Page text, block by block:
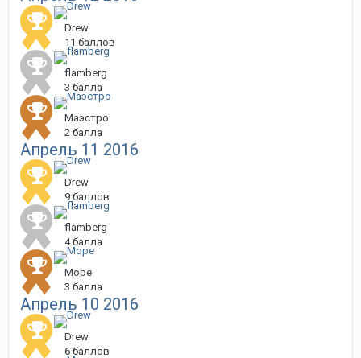
Drew
11 баллов
flamberg
3 балла
Маэстро
2 балла
Апрель 11 2016
Drew
9 баллов
flamberg
4 балла
Море
3 балла
Апрель 10 2016
Drew
6 баллов